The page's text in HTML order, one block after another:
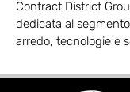
Contract District
dedicata al
arredo, tecnologie e